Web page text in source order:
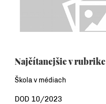
Najčítanejšie v rubrike
Škola v médiach
DOD 10/2023